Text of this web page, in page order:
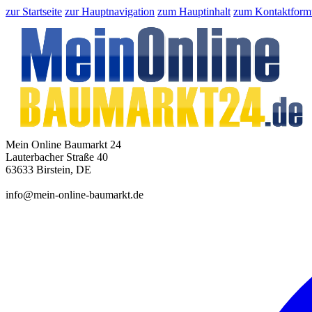
zur Startseite zur Hauptnavigation zum Hauptinhalt zum
Mein Online Baumarkt 24
Lauterbacher Straße 40
63633 Birstein, DE
info@mein-online-baumarkt.de